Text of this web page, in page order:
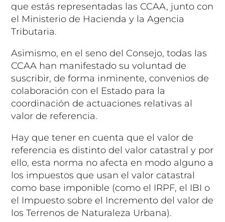
que estás representadas las CCAA, junto con
el Ministerio de Hacienda y la Agencia
Tributaria.
Asimismo, en el seno del Consejo, todas las
CCAA han manifestado su voluntad de
suscribir, de forma inminente, convenios de
colaboración con el Estado para la
coordinación de actuaciones relativas al
valor de referencia.
Hay que tener en cuenta que el valor de
referencia es distinto del valor catastral y por
ello, esta norma no afecta en modo alguno a
los impuestos que usan el valor catastral
como base imponible (como el IRPF, el IBI o
el Impuesto sobre el Incremento del valor de
los Terrenos de Naturaleza Urbana).